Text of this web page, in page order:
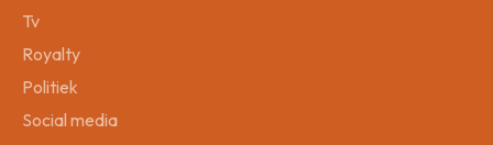
Tv
Royalty
Politiek
Social media